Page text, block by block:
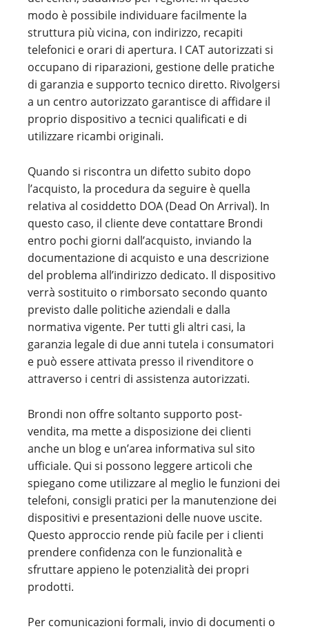
modo è possibile individuare facilmente la
struttura più vicina, con indirizzo, recapiti
telefonici e orari di apertura. I CAT autorizzati si
occupano di riparazioni, gestione delle pratiche
di garanzia e supporto tecnico diretto. Rivolgersi
a un centro autorizzato garantisce di affidare il
proprio dispositivo a tecnici qualificati e di
utilizzare ricambi originali.
Quando si riscontra un difetto subito dopo
l’acquisto, la procedura da seguire è quella
relativa al cosiddetto DOA (Dead On Arrival). In
questo caso, il cliente deve contattare Brondi
entro pochi giorni dall’acquisto, inviando la
documentazione di acquisto e una descrizione
del problema all’indirizzo dedicato. Il dispositivo
verrà sostituito o rimborsato secondo quanto
previsto dalle politiche aziendali e dalla
normativa vigente. Per tutti gli altri casi, la
garanzia legale di due anni tutela i consumatori
e può essere attivata presso il rivenditore o
attraverso i centri di assistenza autorizzati.
Brondi non offre soltanto supporto post-
vendita, ma mette a disposizione dei clienti
anche un blog e un’area informativa sul sito
ufficiale. Qui si possono leggere articoli che
spiegano come utilizzare al meglio le funzioni dei
telefoni, consigli pratici per la manutenzione dei
dispositivi e presentazioni delle nuove uscite.
Questo approccio rende più facile per i clienti
prendere confidenza con le funzionalità e
sfruttare appieno le potenzialità dei propri
prodotti.
Per comunicazioni formali, invio di documenti o